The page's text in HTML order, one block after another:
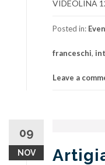
VIDEOLINA
Posted in:
franceschi,
Leave a
09
NOV